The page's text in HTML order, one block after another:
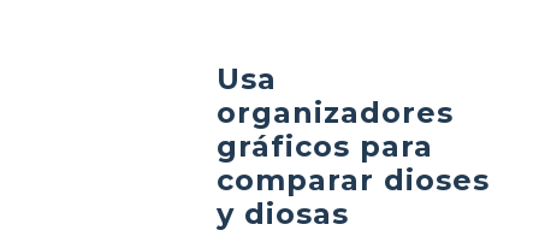
Usa
organizadores
gráficos para
comparar dioses
y diosas